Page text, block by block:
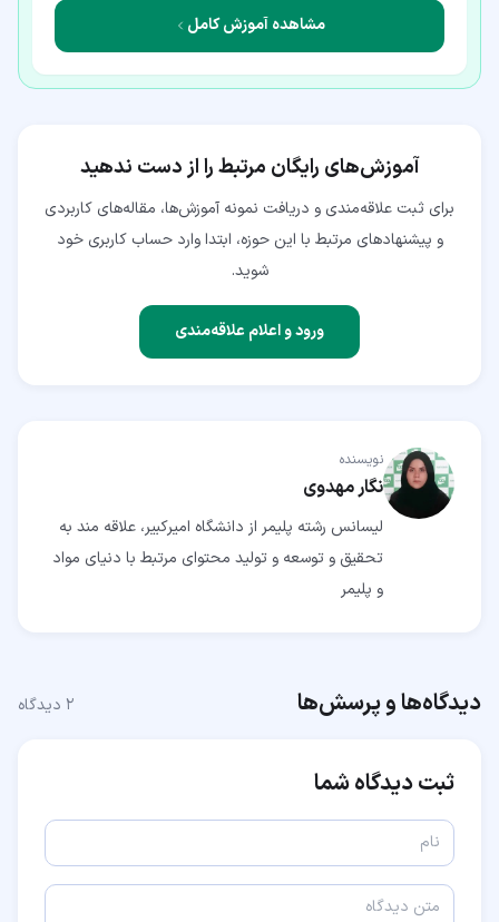
مشاهده آموزش کامل
آموزش‌های رایگان مرتبط را از دست ندهید
برای ثبت علاقه‌مندی و دریافت نمونه آموزش‌ها، مقاله‌های کاربردی
و پیشنهادهای مرتبط با این حوزه، ابتدا وارد حساب کاربری خود
شوید.
ورود و اعلام علاقه‌مندی
نویسنده
نگار مهدوی
لیسانس رشته پلیمر از دانشگاه امیرکبیر، علاقه مند به
تحقیق و توسعه و تولید محتوای مرتبط با دنیای مواد
و پلیمر
دیدگاه‌ها و پرسش‌ها ۲ دیدگاه
ثبت دیدگاه شما